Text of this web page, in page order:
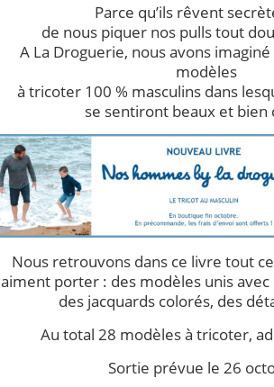
Parce qu’ils rêvent
de nous piquer nos pulls tout
A La Droguerie, nous avons
modèles
à tricoter 100 % masculins dans
se sentiront beaux et bien
Nous retrouvons dans ce livre tout
aiment porter : des modèles unis
des jacquards colorés, des
Au total 28 modèles à tricoter,
Sortie prévue le 26